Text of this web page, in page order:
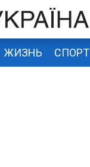
ЖИЗНЬ СПОРТ